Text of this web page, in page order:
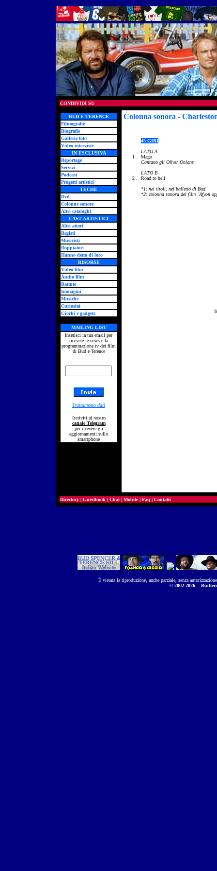
CONDIVIDI SU
BUD E TERENCE
Filmografie
Biografie
Gallerie foto
Video interviste
IN ESCLUSIVA
Reportage
Servizi
Podcast
Progetti artistici
TECHE
Dvd
Colonne sonore
Altri cataloghi
CAST ARTISTICI
Altri attori
Registi
Musicisti
Doppiatori
Hanno detto di loro
RISORSE
Video film
Audio film
Battute
Immagini
Musiche
Curiosità
Giochi e gadgets
MAILING LIST
Inserisci la tua email per
ricevere le news e la
programmazione tv dei film
di Bud e Terence
Trattamento dati
Iscriviti al nostro
canale Telegram
per ricevere gli
aggiornamenti sullo
smartphone
Colonna sonora -
1 .
2 .
45 GIRI
LATO A
Mago
Cantano gli Oliver Onions
LATO B
Road to hell
*1: nei titoli, nel balletto di Bud
*2: colonna sonora del film "Afyon
Directory | Guestbook | Chat | Mobile| Faq | Contatti
È vietata la riproduzione, anche parziale, senza
© 2002-2026